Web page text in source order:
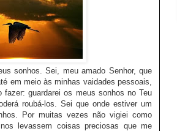
sonhos. Sei, meu amado Senhor, que
em meio às minhas vaidades pessoais,
fazer: guardarei os meus sonhos no Teu
roubá-los. Sei que onde estiver um
Por muitas vezes não vigiei como
levassem coisas preciosas que me